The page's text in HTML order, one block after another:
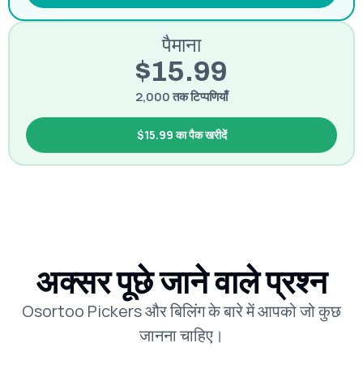
पैमाना
$15.99
2,000 तक टिप्पणियाँ
$15.99 का पैक खरीदें
अक्सर पूछे जाने वाले प्रश्न
Osortoo Pickers और बिलिंग के बारे में आपको जो कुछ
जानना चाहिए।